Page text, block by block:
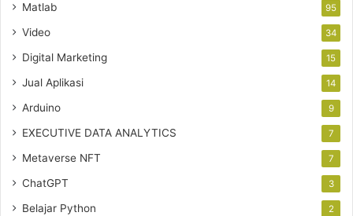
Matlab 95
Video 34
Digital Marketing 15
Jual Aplikasi 14
Arduino 9
EXECUTIVE DATA ANALYTICS 7
Metaverse NFT 7
ChatGPT 3
Belajar Python 2